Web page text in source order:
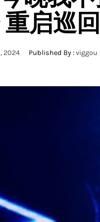
启巡
2024 Published By :viggou